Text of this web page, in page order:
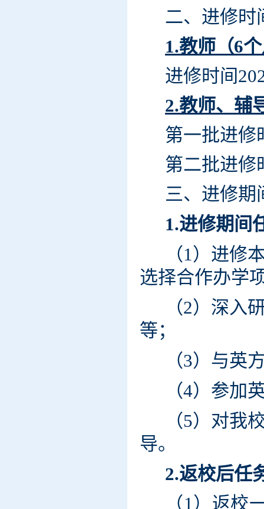
二、进修时
1.教师（6
进修时间
2.教师、辅
第一批进修
第二批进修
三、进修期
1.进修期间
（1）进修
选择合作办学
（2）深入
等；
（3）与英
（4）参加
（5）对我
导。
2.返校后任
（1）返校